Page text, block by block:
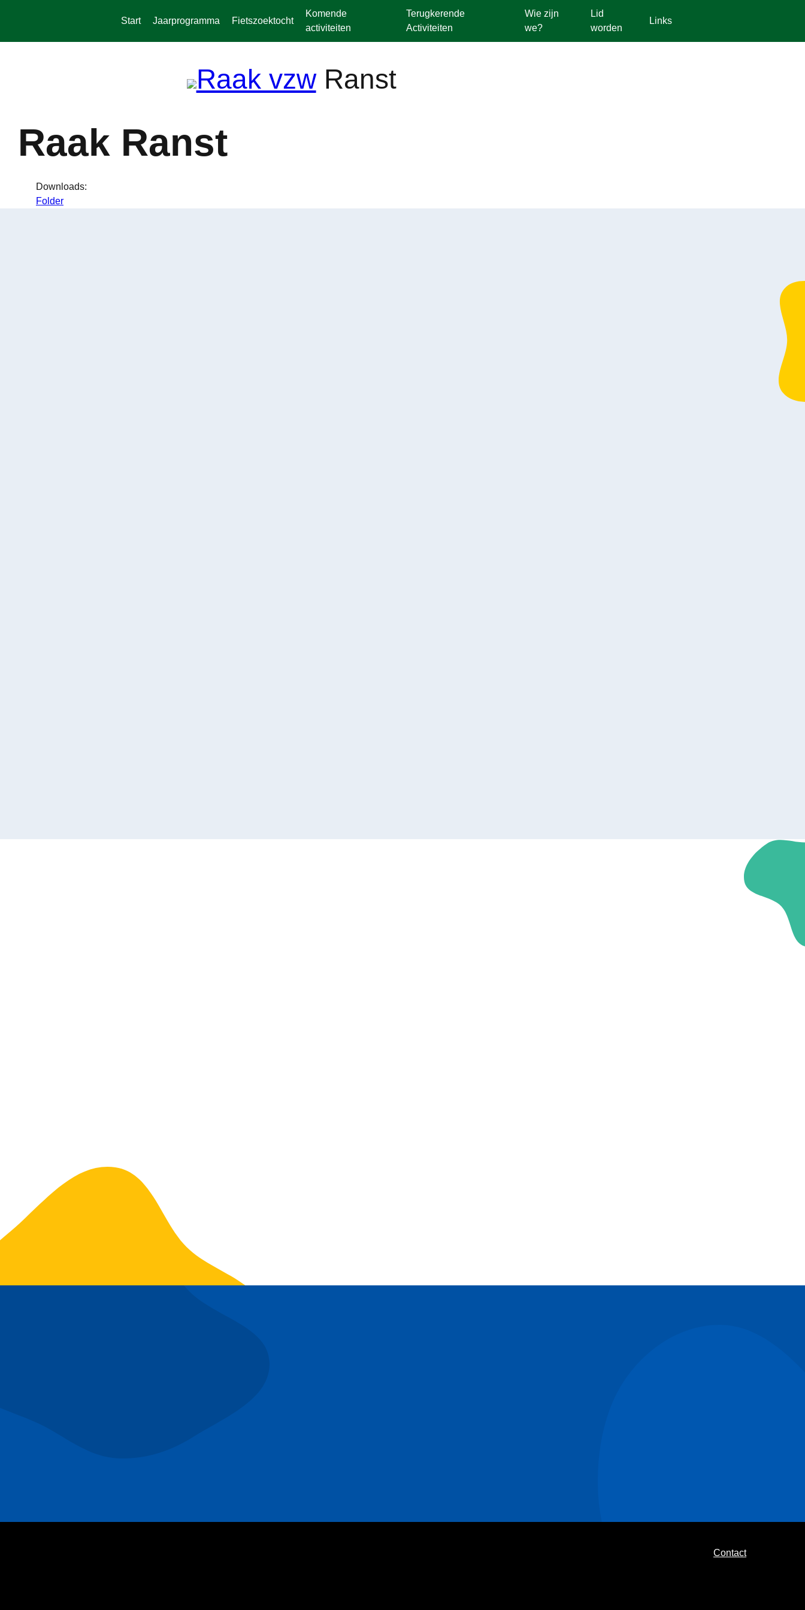
Start Jaarprogramma Fietszoektocht
Komende
activiteiten
Terugkerende
Activiteiten
Wie zijn
we?
Lid
worden
Links
Ranst
Raak Ranst
Downloads:
Folder
Contact